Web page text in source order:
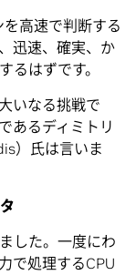
高速で判断する
迅速、確実、か
るはずです。
いなる挑戦で
あるディミトリ
）氏は言いま
した。一度にわ
で処理するCPU